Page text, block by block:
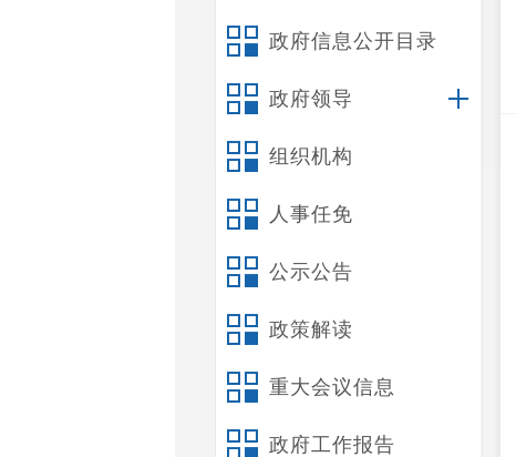
政府信息公开目录
政府领导
组织机构
人事任免
公示公告
政策解读
重大会议信息
政府工作报告